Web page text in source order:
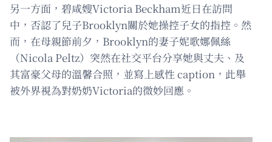
另一方面，碧咸嫂Victoria Beckham近日在訪問
中，否認了兒子Brooklyn關於她操控子女的指控。然
而，在母親節前夕，Brooklyn的妻子妮歌娜佩絲
（Nicola Peltz）突然在社交平台分享她與丈夫、及
其富豪父母的溫馨合照，並寫上感性 caption，此舉
被外界視為對奶奶Victoria的微妙回應。